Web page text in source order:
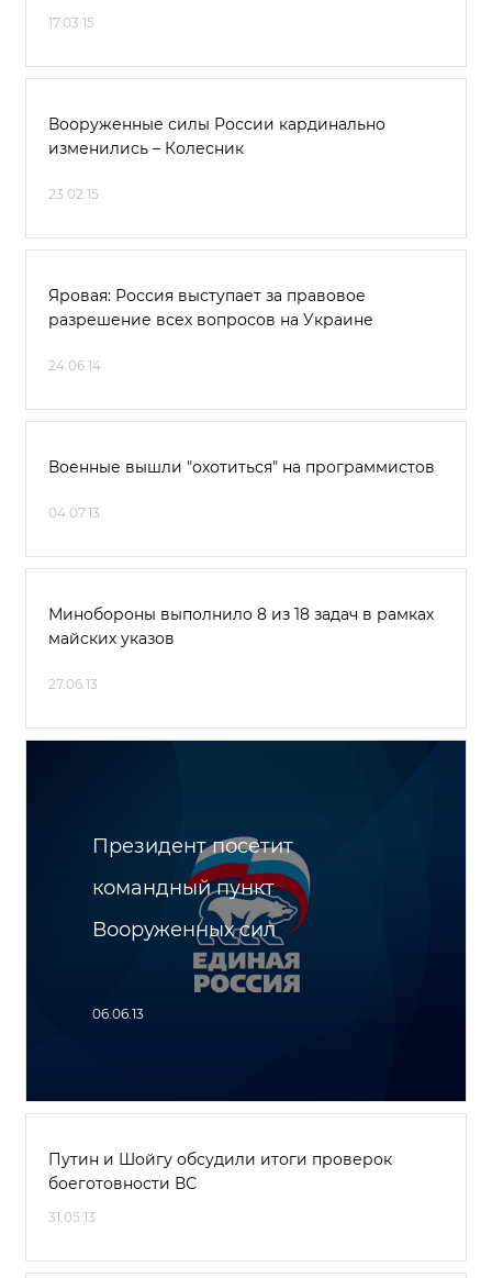
17.03.15
Вооруженные силы России кардинально
изменились – Колесник
23.02.15
Яровая: Россия выступает за правовое
разрешение всех вопросов на Украине
24.06.14
Военные вышли "охотиться" на программистов
04.07.13
Минобороны выполнило 8 из 18 задач в рамках
майских указов
27.06.13
Президент посетит
командный пункт
Вооруженных сил
06.06.13
Путин и Шойгу обсудили итоги проверок
боеготовности ВС
31.05.13